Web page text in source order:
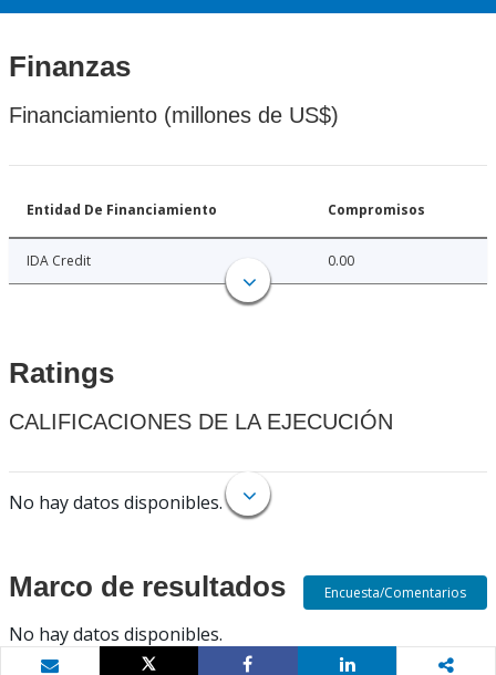
Finanzas
Financiamiento (millones de US$)
Entidad De Financiamiento Compromisos
IDA Credit 0.00
Ratings
CALIFICACIONES DE LA EJECUCIÓN
No hay datos disponibles.
Marco de resultados
No hay datos disponibles.
Encuesta/Comentarios